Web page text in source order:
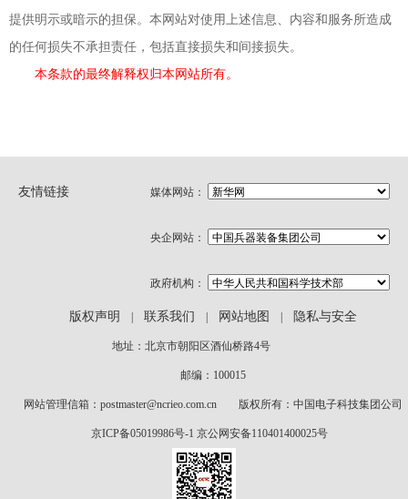
提供明示或暗示的担保。本网站对使用上述信息、内容和服务所造成
的任何损失不承担责任，包括直接损失和间接损失。
本条款的最终解释权归本网站所有。
友情链接 媒体网站：
央企网站：
政府机构：
版权声明 联系我们 网站地图 隐私与安全
地址：北京市朝阳区酒仙桥路4号
邮编：100015
网站管理信箱：postmaster@ncrieo.com.cn 版权所有：中国电子科技集团公司
京ICP备05019986号-1 京公网安备110401400025号